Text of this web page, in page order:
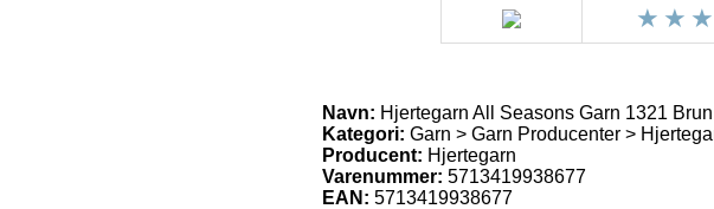
Navn: Hjertegarn All Seasons Garn 1321 Brun
Kategori: Garn > Garn Producenter >
Producent: Hjertegarn
Varenummer: 5713419938677
EAN: 5713419938677